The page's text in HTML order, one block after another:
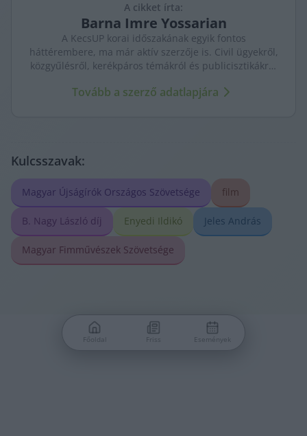
A cikket írta:
Barna Imre Yossarian
A KecsUP korai időszakának egyik fontos
háttérembere, ma már aktív szerzője is. Civil ügyekről,
közgyűlésről, kerékpáros témákról és publicisztikákról
Tovább a szerző adatlapjára
Kulcsszavak:
Magyar Újságírók Országos Szövetsége film
B. Nagy László díj Enyedi Ildikó Jeles András
Magyar Fimművészek Szövetsége
Főoldal Friss Események